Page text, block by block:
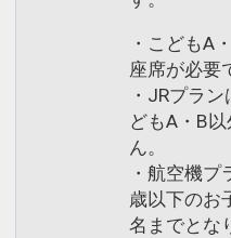
・こどもA
座席が必要
・JRプラ
どもA・B
ん。
・航空機
歳以下のお
名までとな